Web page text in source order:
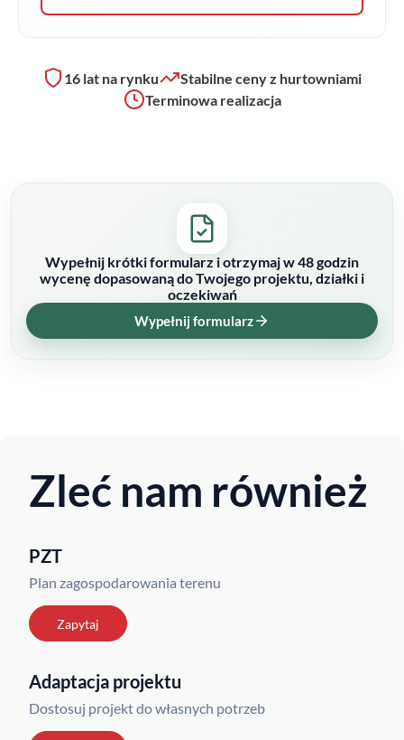
16 lat na rynku
Stabilne ceny z hurtowniami
Terminowa realizacja
Wypełnij krótki formularz i otrzymaj w 48 godzin
wycenę dopasowaną do Twojego projektu, działki i
oczekiwań
Wypełnij formularz
Zleć nam również
PZT
Plan zagospodarowania terenu
Zapytaj
Adaptacja projektu
Dostosuj projekt do własnych potrzeb